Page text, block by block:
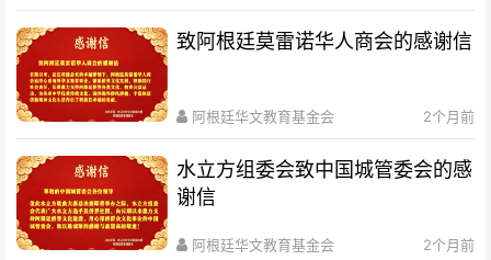
致阿根廷莫雷诺华人商会的感谢信
阿根廷华文教育基金会 2个月前
水立方组委会致中国城管委会的感
谢信
阿根廷华文教育基金会 2个月前